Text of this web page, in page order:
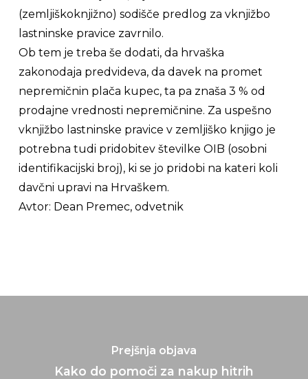
(zemljiškoknjižno) sodišče predlog za vknjižbo
lastninske pravice zavrnilo.
Ob tem je treba še dodati, da hrvaška
zakonodaja predvideva, da davek na promet
nepremičnin plača kupec, ta pa znaša 3 % od
prodajne vrednosti nepremičnine. Za uspešno
vknjižbo lastninske pravice v zemljiško knjigo je
potrebna tudi pridobitev številke OIB (osobni
identifikacijski broj), ki se jo pridobi na kateri koli
davčni upravi na Hrvaškem.
Avtor: Dean Premec, odvetnik
Prejšnja objava
Kako do pomoči za nakup hitrih